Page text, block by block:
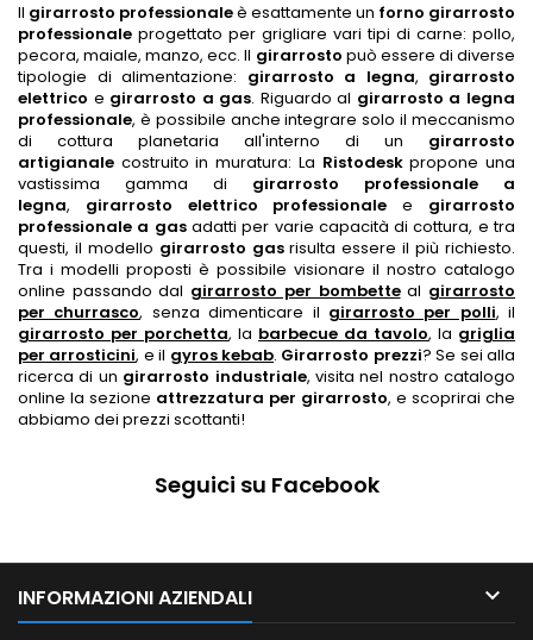
Il girarrosto professionaleè esattamente un forno girarrosto
professionale progettato per grigliare vari tipi di carne: pollo,
pecora, maiale, manzo, ecc. Il girarrosto può essere di diverse
tipologie di alimentazione: girarrosto a legna, girarrosto
elettrico e girarrosto a gas. Riguardo al girarrosto a legna
professionale, è possibile anche integrare solo il meccanismo
di cottura planetaria all'interno di un girarrosto
artigianale costruito in muratura: La Ristodeskpropone una
vastissima gamma di girarrosto professionale a
legna, girarrosto elettrico professionale e girarrosto
professionale a gasadatti per varie capacità di cottura, e tra
questi, il modello girarrosto gasrisulta essere il più richiesto.
Tra i modelli proposti è possibile visionare il nostro catalogo
online passando dal girarrosto per bombetteal girarrosto
per churrasco, senza dimenticare il girarrosto per polli, il
girarrosto per porchetta, la barbecue da tavolo, la griglia
per arrosticini, e il gyros kebab. Girarrosto prezzi? Se sei alla
ricerca di un girarrosto industriale, visita nel nostro catalogo
online la sezione attrezzatura per girarrosto, e scoprirai che
abbiamo dei prezzi scottanti!
Seguici su Facebook
INFORMAZIONI AZIENDALI 